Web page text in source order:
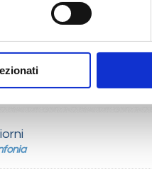
Bari